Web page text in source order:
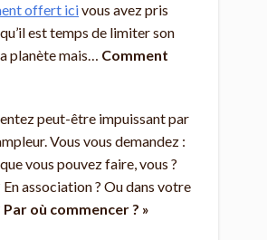
offert icivous avez pris
est temps de limiter son
planète mais… Comment
peut-être impuissant par
Vous vous demandez :
vous pouvez faire, vous ?
En association ? Ou dans votre
Par où commencer ? »